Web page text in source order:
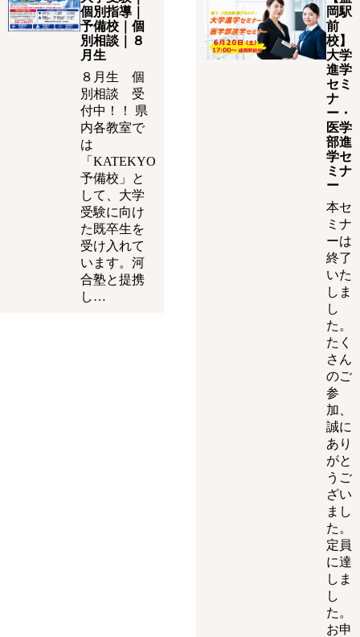
個別指導｜
予備校｜個
別相談｜８
月生
８月生 個
別相談 受
付中！！ 県
内各教室で
は
「KATEKYO
予備校」と
して、大学
受験に向け
た既卒生を
受け入れて
います。河
合塾と提携
し…
岡駅
前
校】
大学
進学
セミ
ナ
ー・
医学
部進
学セ
ミナ
ー
本セ
ミナ
ーは
終了
いた
しま
し
た。
たく
さん
のご
参
加、
誠に
あり
がと
うご
ざい
まし
た。
定員
に達
しま
し
た。
お申